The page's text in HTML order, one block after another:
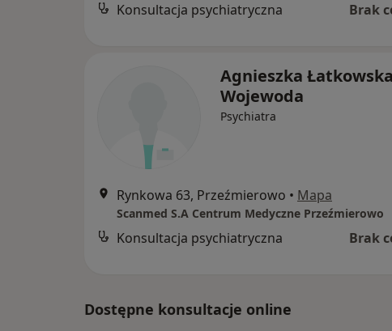
Konsultacja psychiatryczna Brak
Agnieszka
Wojewoda
Psychiatra
Rynkowa 63, Przeźmierowo • Mapa
Scanmed S.A Centrum Medyczne Przeźmierowo
Konsultacja psychiatryczna Brak
Dostępne konsultacje online